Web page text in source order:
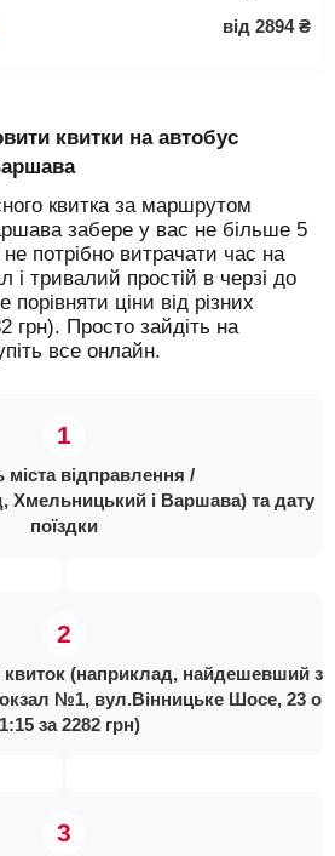
від 2894 ₴
квитки на автобус
квитка за маршрутом
забере у вас не більше 5
потрібно витрачати час на
і тривалий простій в черзі до
ціни від різних
грн). Просто зайдіть на
все онлайн.
міста відправлення /
Хмельницький і Варшава) та дату
поїздки
квиток (наприклад, найдешевший з
№1, вул.Вінницьке Шосе, 23 о
за 2282 грн)